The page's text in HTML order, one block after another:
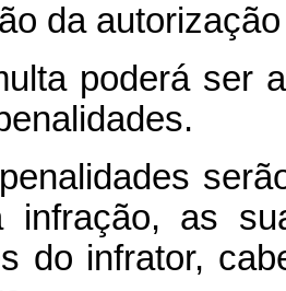
da
poderá ser
infração, as
do infrator,